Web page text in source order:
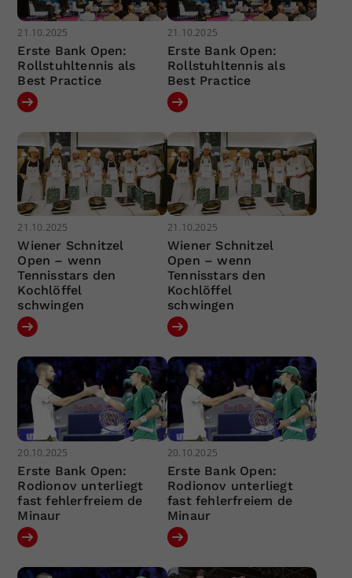
21.10.2025
Erste Bank Open:
Rollstuhltennis als
Best Practice
21.10.2025
Erste Bank Open:
Rollstuhltennis als
Best Practice
21.10.2025
Wiener Schnitzel
Open – wenn
Tennisstars den
Kochlöffel
schwingen
21.10.2025
Wiener Schnitzel
Open – wenn
Tennisstars den
Kochlöffel
schwingen
20.10.2025
Erste Bank Open:
Rodionov unterliegt
fast fehlerfreiem de
Minaur
20.10.2025
Erste Bank Open:
Rodionov unterliegt
fast fehlerfreiem de
Minaur